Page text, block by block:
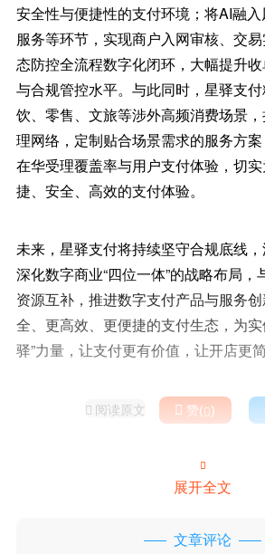
安全性与便捷性的支付环境；将AI融
服务等环节，实现商户入网审核、交
态防控全流程数字化闭环，大幅提升
与合规管控水平。与此同时，星驿支
饮、零售、文旅等涉外高频消费场景
理网络，定制贴合场景需求的服务方
在华受理覆盖率与用户支付体验，切
捷、安全、高效的支付体验。
未来，星驿支付将持续坚守合规底线，
深化数字商业“四位一体”的战略布局，
资源互补，推进数字支付产品与服务
全、更高效、更便捷的支付生态，为
驿”力量，让支付更有价值，让开店更简
 阅读原文  赞()

展开全文
文章评论